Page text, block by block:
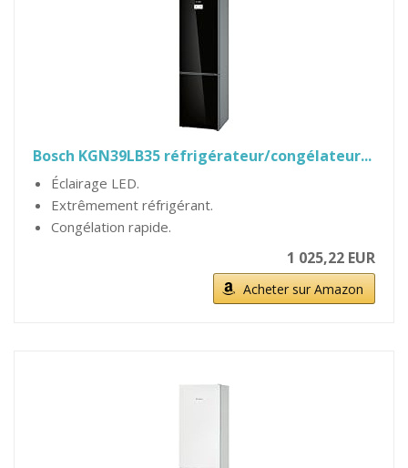
Bosch KGN39LB35 réfrigérateur/congélateur...
Éclairage LED.
Extrêmement réfrigérant.
Congélation rapide.
1 025,22 EUR
Acheter sur Amazon